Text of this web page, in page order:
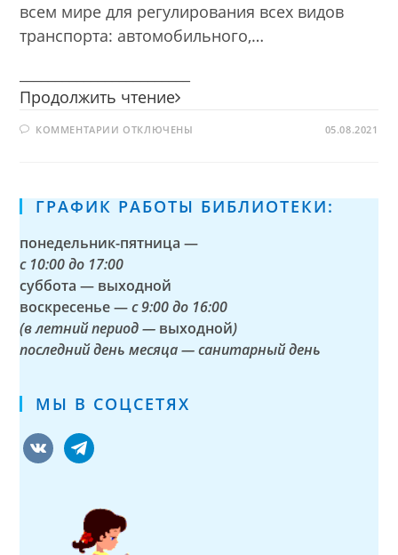
всем мире для регулирования всех видов
транспорта: автомобильного,…
Продолжить чтение Весёлый
КОММЕНТАРИИ К
ОТКЛЮЧЕНЫ 05.08.2021
ГРАФИК РАБОТЫ БИБЛИОТЕКИ:
понедельник-пятница —
с 10:00 до 17:00
суббота — выходной
воскресенье —с 9:00 до 16:00
(в летний период — выходной)
последний день месяца — санитарный день
МЫ В СОЦСЕТЯХ
vkontaktetelegram